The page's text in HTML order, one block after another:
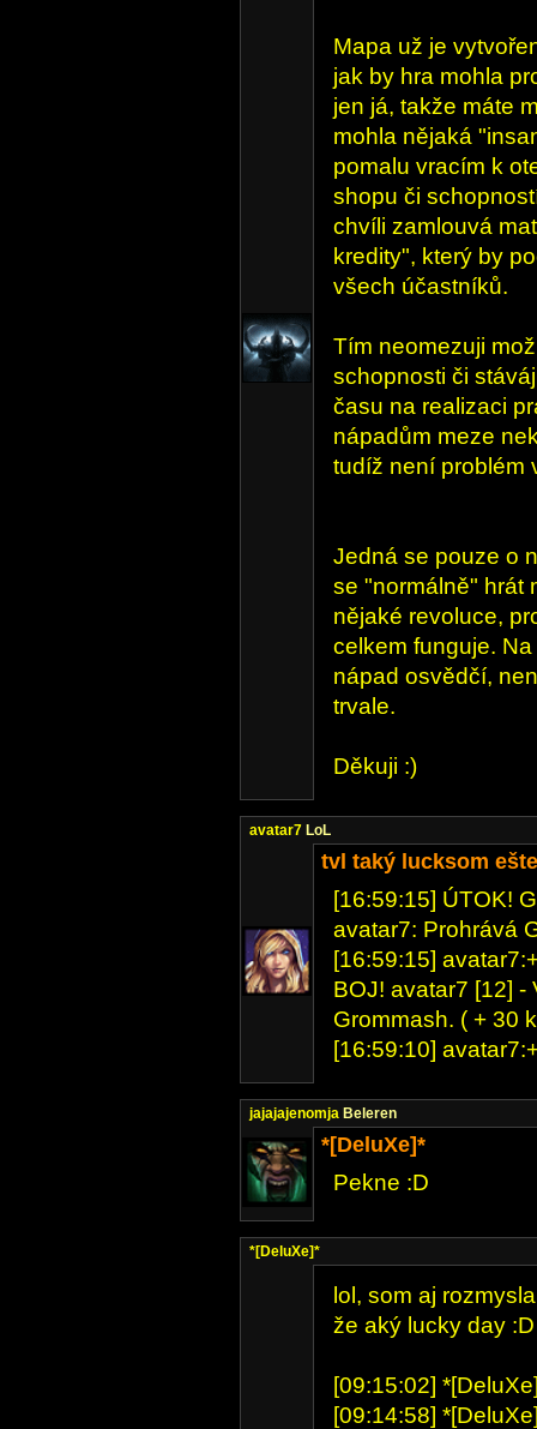
Mapa už je
jak by hra mohla
jen já, takže máte
mohla nějaká
pomalu vracím k
shopu či
chvíli zamlouvá
kredity", který by
všech účastníků.
Tím neomezuji
schopnosti či
času na realizaci
nápadům meze
tudíž není problém
Jedná se pouze o
se "normálně" hrát
nějaké revoluce,
celkem funguje.
nápad osvědčí,
trvale.
Děkuji :)
avatar7 LoL
tvl taký lucksom
[16:59:15] ÚTOK!
avatar7: Prohrává
[16:59:15]
BOJ! avatar7 [12] -
Grommash. ( + 30
[16:59:10]
jajajajenomja Beleren
*[DeluXe]*
Pekne :D
*[DeluXe]*
lol, som aj
že aký lucky day
[09:15:02]
[09:14:58]